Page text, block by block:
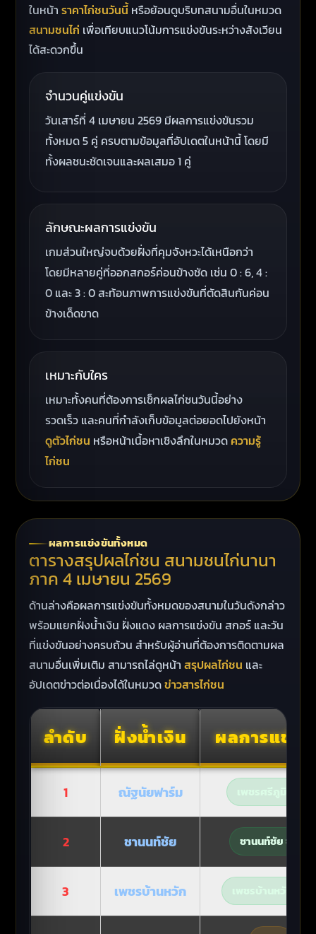
ในหน้า ราคาไก่ชนวันนี้หรือย้อนดูบริบทสนามอื่นในหมวด
สนามชนไก่ เพื่อเทียบแนวโน้มการแข่งขันระหว่างสังเวียน
ได้สะดวกขึ้น
จำนวนคู่แข่งขัน
วันเสาร์ที่ 4 เมษายน 2569 มีผลการแข่งขันรวม
ทั้งหมด 5 คู่ ครบตามข้อมูลที่อัปเดตในหน้านี้ โดยมี
ทั้งผลชนะชัดเจนและผลเสมอ 1 คู่
ลักษณะผลการแข่งขัน
เกมส่วนใหญ่จบด้วยฝั่งที่คุมจังหวะได้เหนือกว่า
โดยมีหลายคู่ที่ออกสกอร์ค่อนข้างชัด เช่น 0 : 6, 4 :
0 และ 3 : 0 สะท้อนภาพการแข่งขันที่ตัดสินกันค่อน
ข้างเด็ดขาด
เหมาะกับใคร
เหมาะทั้งคนที่ต้องการเช็กผลไก่ชนวันนี้อย่าง
รวดเร็ว และคนที่กำลังเก็บข้อมูลต่อยอดไปยังหน้า
ดูตัวไก่ชน หรือหน้าเนื้อหาเชิงลึกในหมวด ความรู้
ไก่ชน
ผลการแข่งขันทั้งหมด
ตารางสรุปผลไก่ชน สนามชนไก่นานา
ภาค 4 เมษายน 2569
ด้านล่างคือผลการแข่งขันทั้งหมดของสนามในวันดังกล่าว
พร้อมแยกฝั่งน้ำเงิน ฝั่งแดง ผลการแข่งขัน สกอร์ และวัน
ที่แข่งขันอย่างครบถ้วน สำหรับผู้อ่านที่ต้องการติดตามผล
สนามอื่นเพิ่มเติม สามารถไล่ดูหน้า สรุปผลไก่ชน และ
อัปเดตข่าวต่อเนื่องได้ในหมวดข่าวสารไก่ชน
ลำดับ ฝั่งน้ำเงิน ผลการแข่ง
1 ณัฐนัยฟาร์ม
2 ชานนท์ชัย ชานนท์ชัย ชนะ
3 เพชรบ้านหวัก